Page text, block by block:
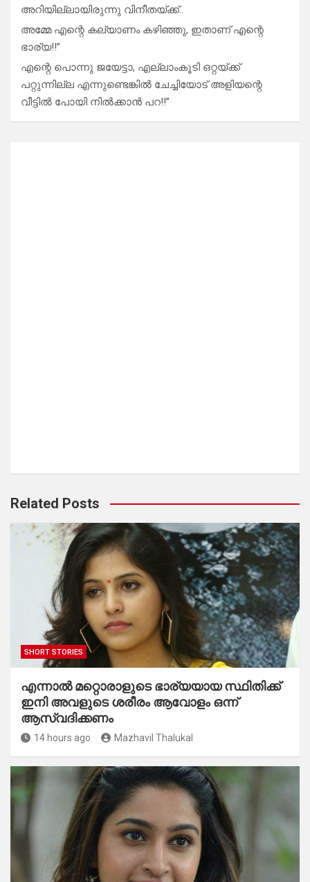
അറിയില്ലായിരുന്നു വിനീതയ്ക്ക്..
അമ്മേ എന്റെ കല്യാണം കഴിഞ്ഞു, ഇതാണ് എന്റെ
ഭാര്യ!!”
എന്റെ പൊന്നു ജയേട്ടാ, എല്ലാംകൂടി ഒറ്റയ്ക്ക്
പറ്റുന്നില്ല എന്നുണ്ടെങ്കിൽ ചേച്ചിയോട് അളിയന്റെ
വീട്ടിൽ പോയി നിൽക്കാൻ പറ!!”
Related Posts
SHORT STORIES
എന്നാൽ മറ്റൊരാളുടെ ഭാര്യയായ സ്ഥിതിക്ക്
ഇനി അവളുടെ ശരീരം ആവോളം ഒന്ന്
ആസ്വദിക്കണം
14 hours ago Mazhavil Thalukal